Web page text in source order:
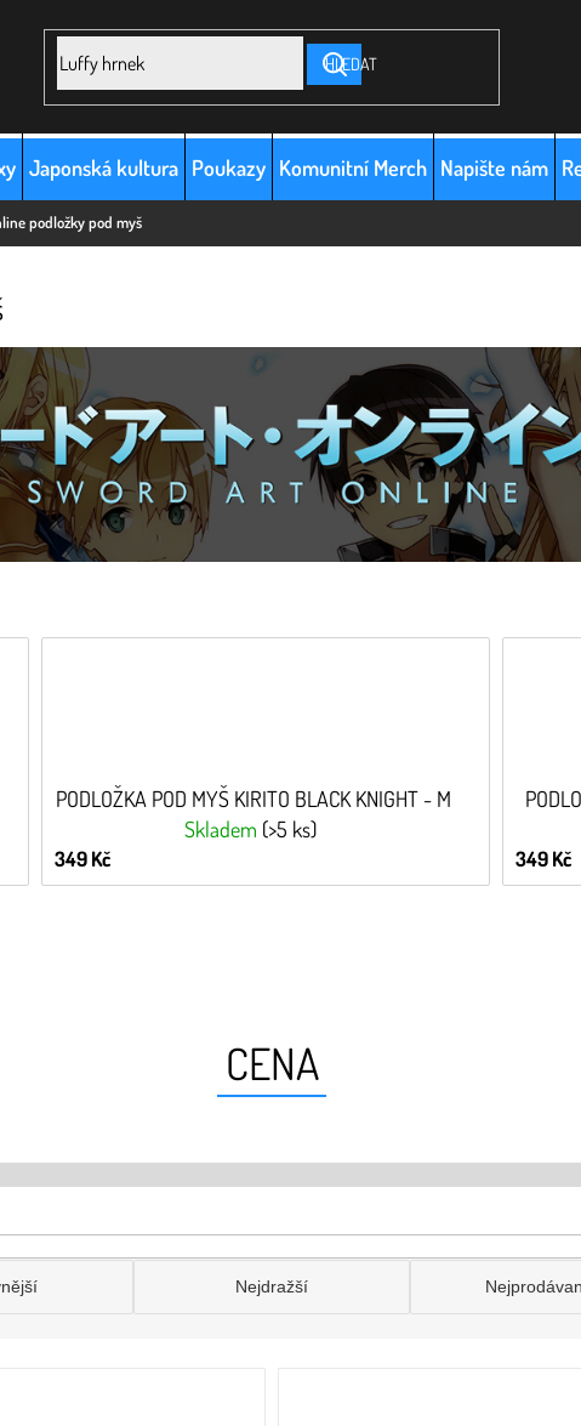
HLEDAT
Japonská kultura Poukazy Komunitní Merch Napište nám
podložky pod myš
PODLOŽKA POD MYŠ KIRITO BLACK KNIGHT - M
Skladem (>5 ks)
349 Kč 349 Kč
CENA
Nejdražší